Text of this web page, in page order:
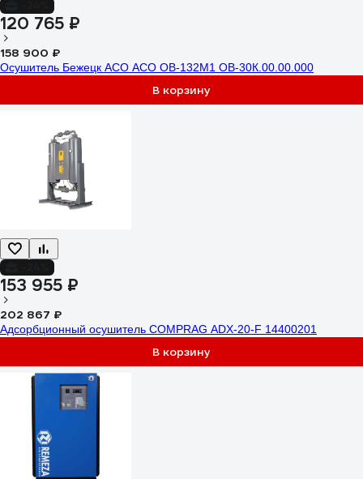
120 765 ₽
158 900 ₽
Осушитель Бежецк АСО АСО ОВ-132М1 ОВ-30К.00.00.000
В корзину
153 955 ₽
202 867 ₽
Адсорбционный осушитель COMPRAG ADX-20-F 14400201
В корзину